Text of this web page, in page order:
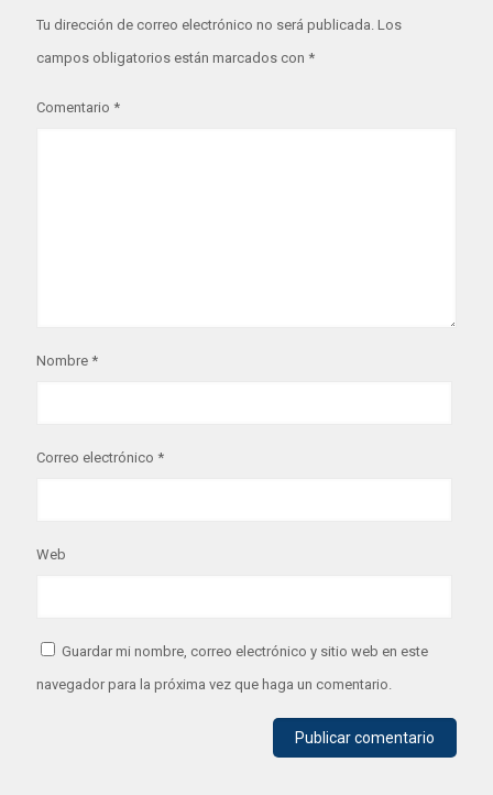
Tu dirección de correo electrónico no será publicada. Los
campos obligatorios están marcados con *
Comentario *
Nombre *
Correo electrónico *
Web
Guardar mi nombre, correo electrónico y sitio web en este
navegador para la próxima vez que haga un comentario.